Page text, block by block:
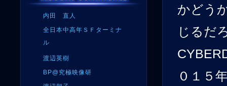
内田 直人
全日本中高年ＳＦターミナ
ル
渡辺英樹
BP@究極映像研
かどう
じるだ
０１５